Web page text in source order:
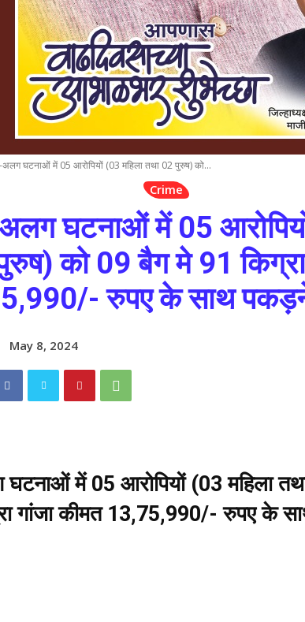
घटनाओं में 05 आरोपियों (03 महिला तथा 02 पुरुष) को...
Crime
घटनाओं में 05
को 09 बैग मे 91
रुपए के साथ
May 8, 2024
में 05 आरोपियों (03 महिला
गांजा कीमत 13,75,990/- रुपए के